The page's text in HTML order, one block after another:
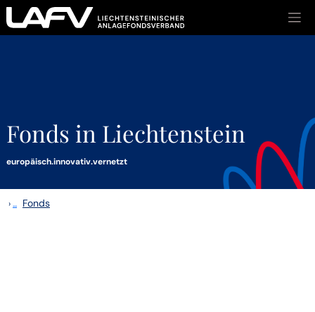
Zum Inhalt springen
Fonds in Liechtenstein
europäisch.innovativ.vernetzt
›... Fonds